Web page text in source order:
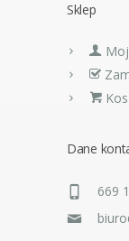
Sklep
Dane
669